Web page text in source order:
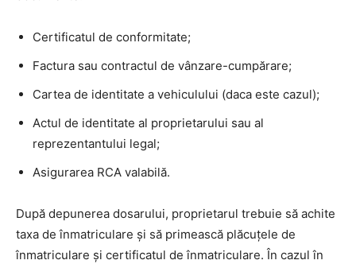
Certificatul de conformitate;
Factura sau contractul de vânzare-cumpărare;
Cartea de identitate a vehiculului (daca este cazul);
Actul de identitate al proprietarului sau al
reprezentantului legal;
Asigurarea RCA valabilă.
După depunerea dosarului, proprietarul trebuie să achite
taxa de înmatriculare și să primească plăcuțele de
înmatriculare și certificatul de înmatriculare. În cazul în